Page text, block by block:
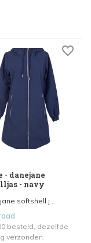
- danejane
- navy
softshell j...
besteld, dezelfde
verzonden.